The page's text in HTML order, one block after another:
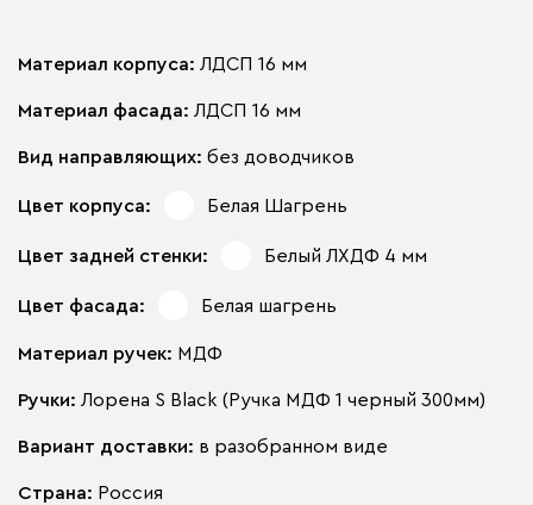
Материал корпуса: ЛДСП 16 мм
Материал фасада: ЛДСП 16 мм
Вид направляющих: без доводчиков
Цвет корпуса: Белая Шагрень
Цвет задней стенки: Белый ЛХДФ 4 мм
Цвет фасада: Белая шагрень
Материал ручек: МДФ
Ручки: Лорена S Black (Ручка МДФ 1 черный 300мм)
Вариант доставки: в разобранном виде
Страна: Россия